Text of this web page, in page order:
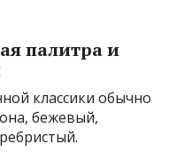
палитра и
классики обычно
бежевый,